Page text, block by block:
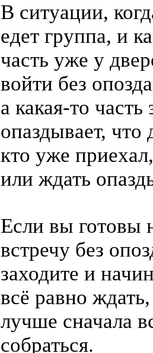
В ситуации,
едет группа, и
часть уже у
войти без
а какая-то часть
опаздывает, что
кто уже
или ждать
Если вы готовы
встречу без
заходите и
всё равно
лучше сначала
собраться.